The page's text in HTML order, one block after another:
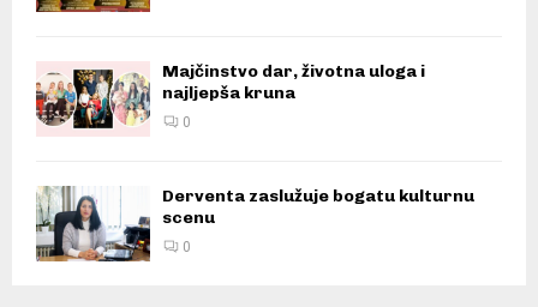
Majčinstvo dar, životna uloga i
najljepša kruna
0
Derventa zaslužuje bogatu kulturnu
scenu
0